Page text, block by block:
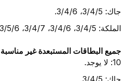
جاك: 3/4/5، 3/4/6.
الملكة: 3/4/5، 3/4/6، 3/4/7، 3/5/6.
جميع البطاقات المستبعدة غير مناسبة
10: لا يوجد.